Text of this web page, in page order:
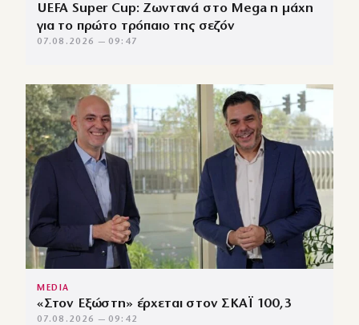
UEFA Super Cup: Ζωντανά στο Mega η μάχη
για το πρώτο τρόπαιο της σεζόν
07.08.2026 — 09:47
MEDIA
«Στον Εξώστη» έρχεται στον ΣΚΑΪ 100,3
07.08.2026 — 09:42